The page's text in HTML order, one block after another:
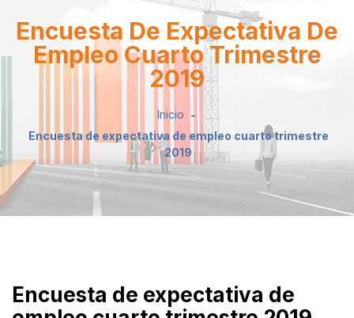
Encuesta De Expectativa De
Empleo Cuarto Trimestre
2019
Inicio
Encuesta de expectativa de empleo cuarto trimestre
2019
Encuesta de expectativa de